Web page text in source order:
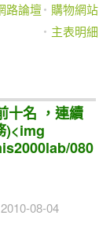
路論壇
購物網站
主表明細
十名 ，連續
)<img
080
2010-08-04